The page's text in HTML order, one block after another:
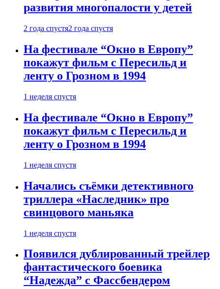
развития многопалости у детей
2 года спустя2 года спустя
На фестивале “Окно в Европу”
покажут фильм с Пересильд и
ленту о Грозном в 1994
1 неделя спустя
На фестивале “Окно в Европу”
покажут фильм с Пересильд и
ленту о Грозном в 1994
1 неделя спустя
Начались съёмки детективного
триллера «Наследник» про
свинцового маньяка
1 неделя спустя
Появился дублированный трейлер
фантастического боевика
“Надежда” с Фассбендером